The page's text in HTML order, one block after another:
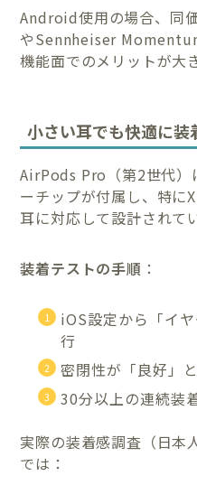
Android使用の場合、同
やSennheiser
機能面でのメリットが大
小さい耳でも快適に装
AirPods Pro（第2世代）
ーチップが付属し、特に
耳に対応して設計されて
装着テストの手順 ：
iOS設定から「イ
行
密閉性が「良好」
30分以上の連続装
実際の装着感調査（日本
では：